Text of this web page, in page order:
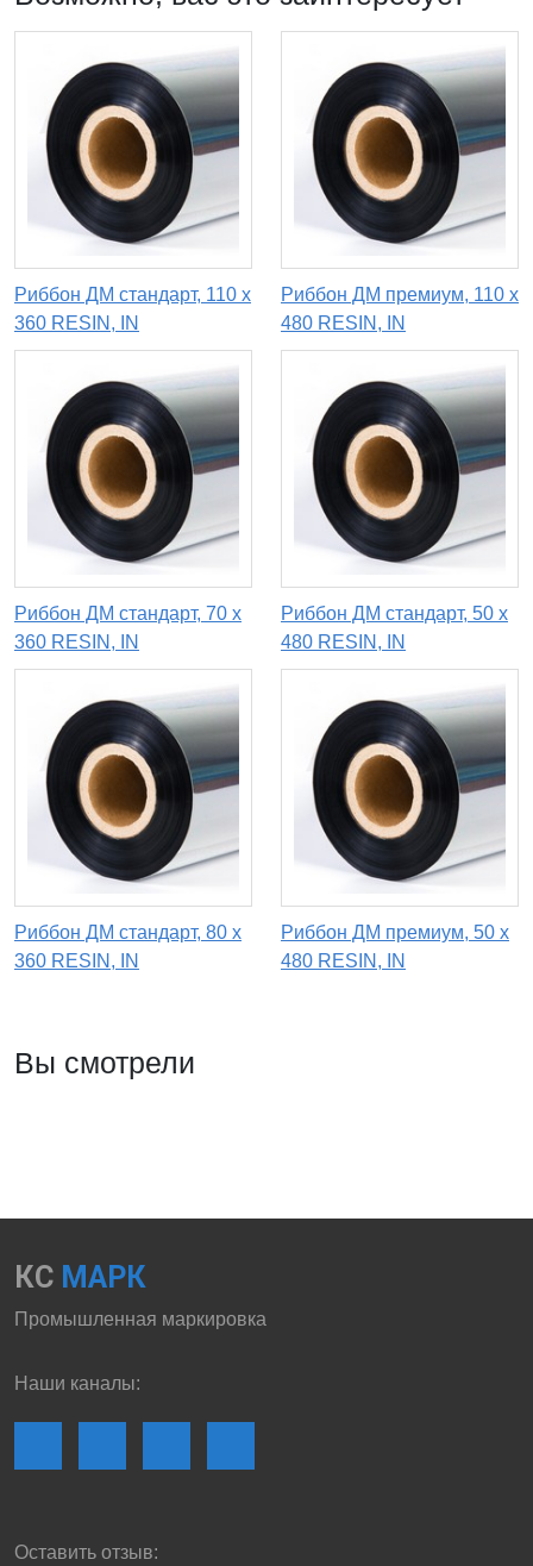
Риббон ДМ стандарт, 110 х
360 RESIN, IN
Риббон ДМ премиум, 110 х
480 RESIN, IN
Риббон ДМ стандарт, 70 х
360 RESIN, IN
Риббон ДМ стандарт, 50 х
480 RESIN, IN
Риббон ДМ стандарт, 80 х
360 RESIN, IN
Риббон ДМ премиум, 50 х
480 RESIN, IN
Вы смотрели
КС МАРК
Промышленная маркировка
Наши каналы:
Оставить отзыв: